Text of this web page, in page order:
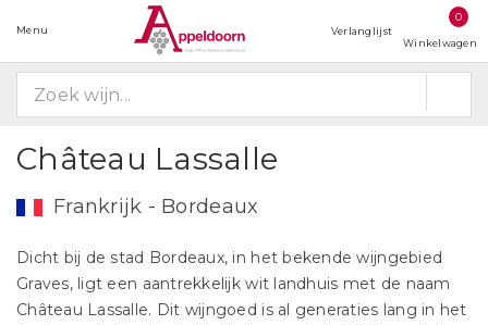
Menu Verlanglijst
0
Winkelwagen
Château Lassalle
Frankrijk - Bordeaux
Dicht bij de stad Bordeaux, in het bekende wijngebied
Graves, ligt een aantrekkelijk wit landhuis met de naam
Château Lassalle. Dit wijngoed is al generaties lang in het